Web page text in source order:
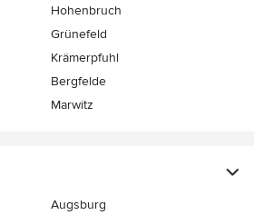
Hohenbruch
Grünefeld
Krämerpfuhl
Bergfelde
Marwitz
Augsburg